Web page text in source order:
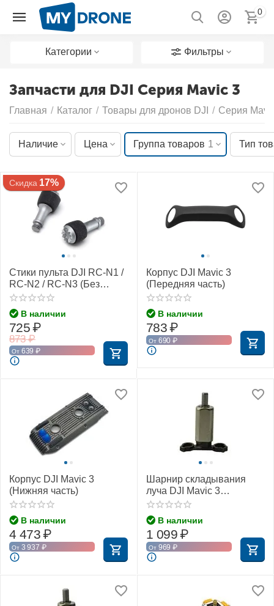
0
Категории Фильтры
Запчасти для DJI Серия Mavic 3
Главная / Каталог / Товары для дронов DJI / Серия
Наличие Цена Группа товаров 1 Тип
Скидка 17%
Стики пульта DJI RC-N1 /
RC-N2 / RC-N3 (Без
упаковки)
В наличии
873 ₽
725₽
От 639 ₽
Корпус DJI Mavic 3
(Передняя часть)
В наличии
783₽
От 690 ₽
Корпус DJI Mavic 3
(Нижняя часть)
В наличии
4 473₽
От 3 937 ₽
Шарнир складывания
луча DJI Mavic 3
(передний правый)
В наличии
1 099₽
От 969 ₽